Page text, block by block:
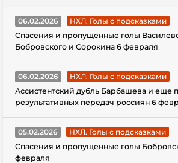
06.02.2026
НХЛ. Голы с подсказками
Спасения и пропущенные голы
Бобровского и Сорокина 6 февраля
06.02.2026
НХЛ. Голы с подсказками
Ассистентский дубль Барбашева и еще
результативных передач россиян 6
05.02.2026
НХЛ. Голы с подсказками
Спасения и пропущенные голы
февраля